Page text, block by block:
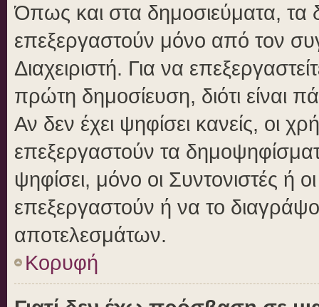
Όπως και στα δημοσιεύματα,
επεξεργαστούν μόνο από τον
Διαχειριστή. Για να
πρώτη δημοσίευση, διότι είναι
Αν δεν έχει ψηφίσει κανείς, οι
επεξεργαστούν τα
ψηφίσει, μόνο οι Συντονιστές ή
επεξεργαστούν ή να το
αποτελεσμάτων.
Κορυφή